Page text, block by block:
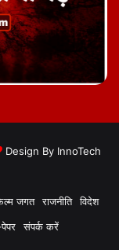
Design By InnoTech
जगत राजनीति
विदेश
संपर्क करें